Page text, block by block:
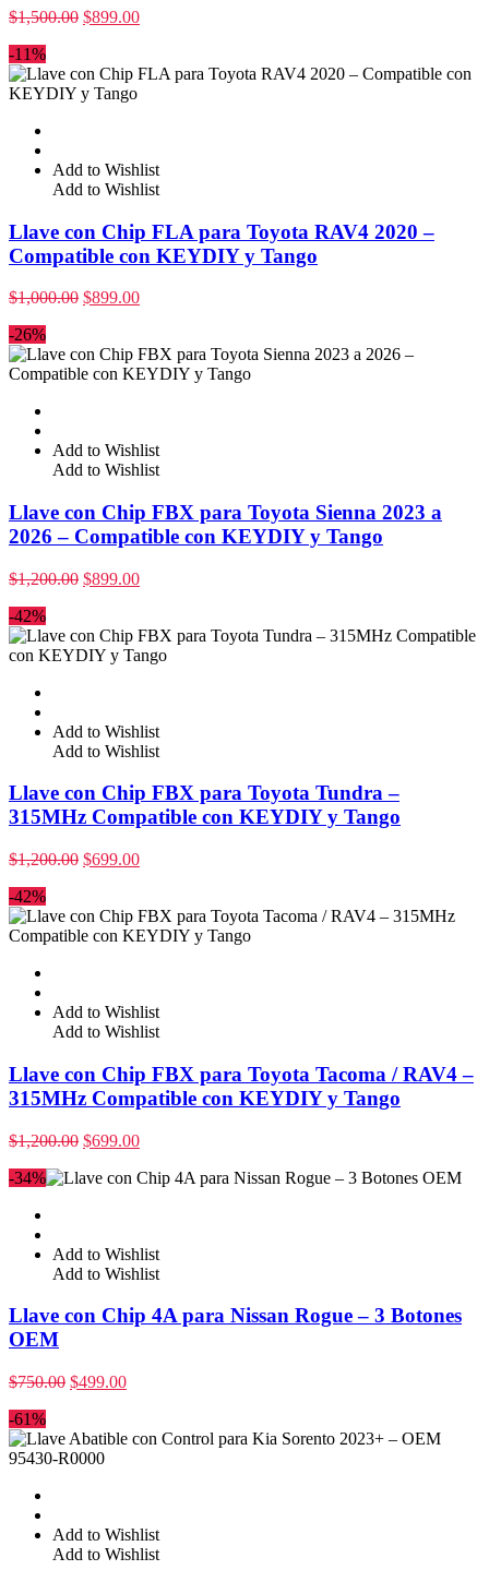
$1,500.00 $899.00
-11%
Add to Wishlist
Add to Wishlist
Llave con Chip FLA para Toyota RAV4 2020 –
Compatible con KEYDIY y Tango
$1,000.00 $899.00
-26%
Add to Wishlist
Add to Wishlist
Llave con Chip FBX para Toyota Sienna 2023 a
2026 – Compatible con KEYDIY y Tango
$1,200.00 $899.00
-42%
Add to Wishlist
Add to Wishlist
Llave con Chip FBX para Toyota Tundra –
315MHz Compatible con KEYDIY y Tango
$1,200.00 $699.00
-42%
Add to Wishlist
Add to Wishlist
Llave con Chip FBX para Toyota Tacoma / RAV4 –
315MHz Compatible con KEYDIY y Tango
$1,200.00 $699.00
-34%
Add to Wishlist
Add to Wishlist
Llave con Chip 4A para Nissan Rogue – 3 Botones
OEM
$750.00 $499.00
-61%
Add to Wishlist
Add to Wishlist